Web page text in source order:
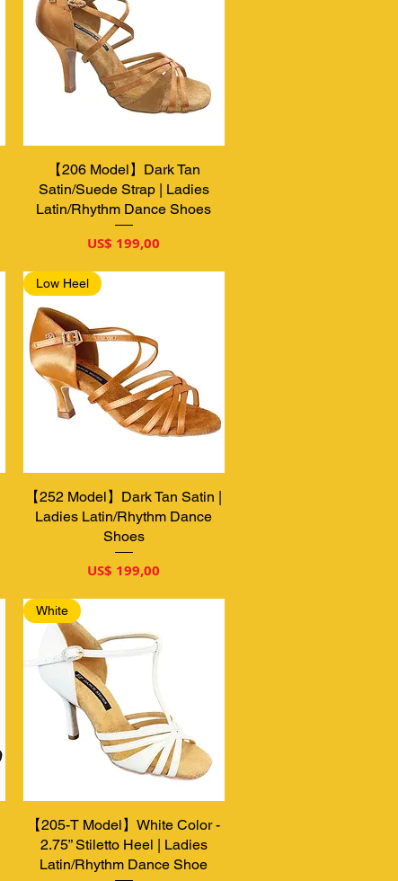
Snel overzicht
【206 Model】Dark Tan
Satin/Suede Strap | Ladies
Latin/Rhythm Dance Shoes
Prijs
US$ 199,00
Snel overzicht
Low Heel
【252 Model】Dark Tan Satin |
Ladies Latin/Rhythm Dance
Shoes
Prijs
US$ 199,00
Snel overzicht
White
【205-T Model】White Color -
2.75” Stiletto Heel | Ladies
Latin/Rhythm Dance Shoe